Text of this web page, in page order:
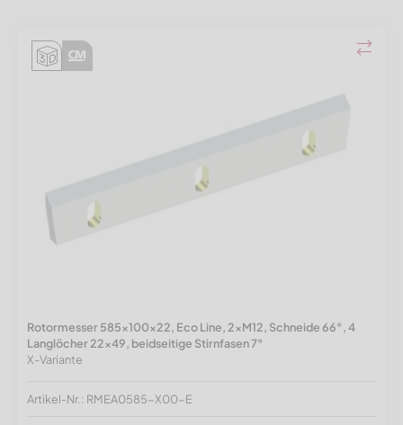
Rotormesser 585x100x22, Eco Line, 2xM12, Schneide 66°, 4
Langlöcher 22x49, beidseitige Stirnfasen 7°
X-Variante
Artikel-Nr.: RMEA0585-X00-E